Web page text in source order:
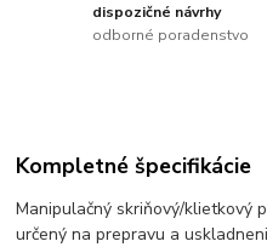
dispozičné návrhy
odborné poradenstvo
Kompletné špecifikácie
Manipulačný skriňový/klietkový
určený na prepravu a